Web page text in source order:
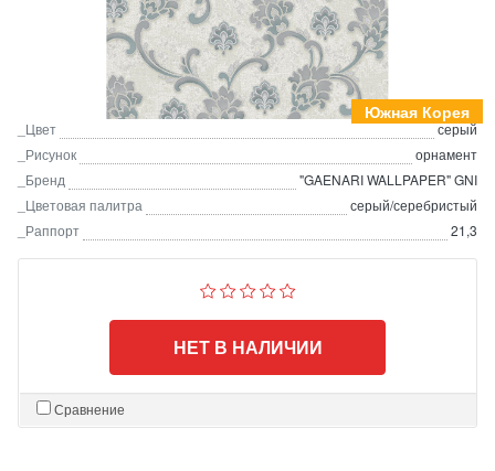
Южная Корея
_Цвет
серый
_Рисунок
орнамент
_Бренд
"GAENARI WALLPAPER" GNI
_Цветовая палитра
серый/серебристый
_Раппорт
21,3
НЕТ В НАЛИЧИИ
Сравнение